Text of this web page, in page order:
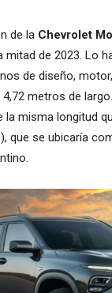
de la Chevrolet
mitad de 2023. Lo
de diseño,
metros de
misma longitud
que se ubicaría